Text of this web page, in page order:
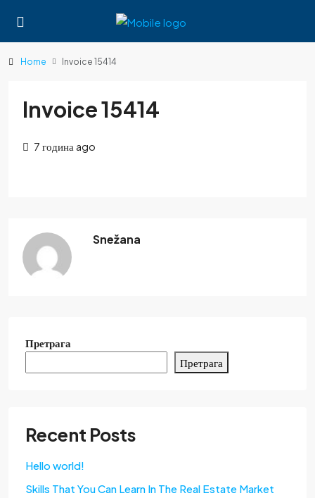
Home Invoice 15414
Invoice 15414
7 година ago
Snežana
Претрага
Претрага
Recent Posts
Hello world!
Skills That You Can Learn In The Real Estate Market